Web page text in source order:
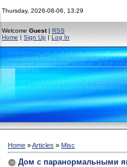
Thursday, 2026-08-06, 13:29
Welcome Guest| RSS
Home | Sign Up | Log In
Home »Articles » Misc
Дом с паранормальными